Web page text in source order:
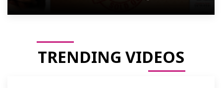
TRENDING VIDEOS